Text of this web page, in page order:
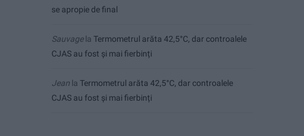
se apropie de final
Sauvagela Termometrul arăta 42,5°C, dar controalele
CJAS au fost și mai fierbinți
Jean la Termometrul arăta 42,5°C, dar controalele
CJAS au fost și mai fierbinți